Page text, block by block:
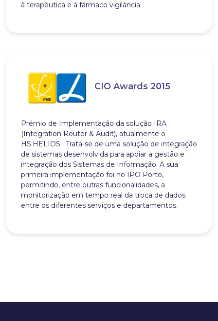
à terapêutica e à fármaco vigilância.
CIO Awards 2015
Prémio de Implementação da solução IRA
(Integration Router & Audit), atualmente o
HS.HELIOS. Trata-se de uma solução de integração
de sistemas desenvolvida para apoiar a gestão e
integração dos Sistemas de Informação. A sua
primeira implementação foi no IPO Porto,
permitindo, entre outras funcionalidades, a
monitorização em tempo real da troca de dados
entre os diferentes serviços e departamentos.